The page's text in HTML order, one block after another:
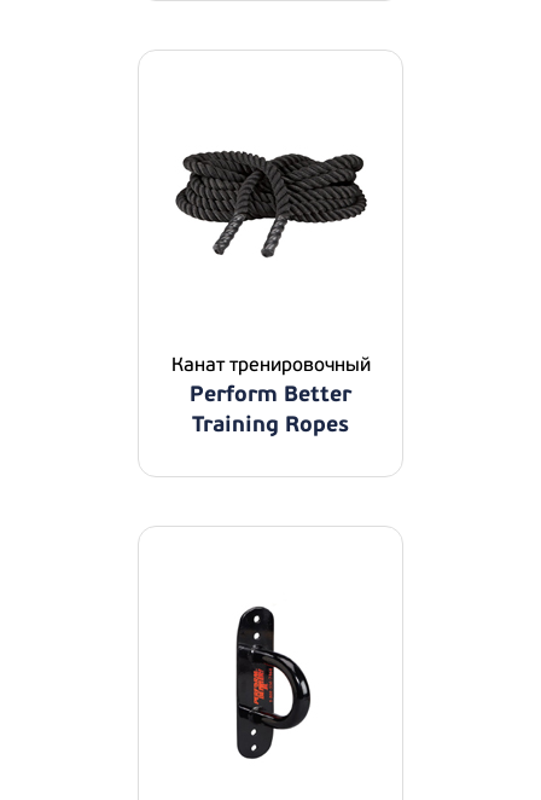
Канат тренировочный
Perform Better
Training Ropes